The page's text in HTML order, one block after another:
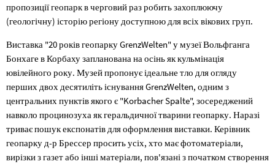
пропозиції геопарк в черговий раз робить захоплюючу
(геологічну) історію регіону доступною для всіх вікових груп.
Виставка "20 років геопарку GrenzWelten" у музеї Вольфганга
Бонхаге в Корбаху запланована на осінь як кульмінація
ювілейного року. Музей пропонує ідеальне тло для огляду
перших двох десятиліть існування GrenzWelten, одним з
центральних пунктів якого є "Korbacher Spalte", зосереджений
навколо процинозуха як геральдичної тварини геопарку. Наразі
триває пошук експонатів для оформлення виставки. Керівник
геопарку д-р Брессер просить усіх, хто має фотоматеріали,
вирізки з газет або інші матеріали, пов'язані з початком створення